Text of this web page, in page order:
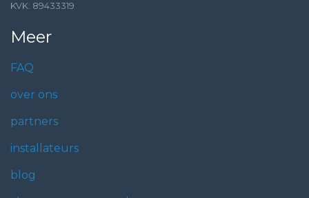
KVK: 89433319
Meer
FAQ
over ons
partners
installateurs
blog